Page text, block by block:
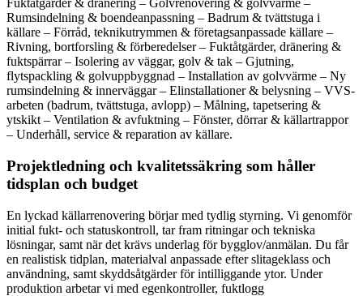
Fuktåtgärder & dränering – Golvrenovering & golvvärme –
Rumsindelning & boendeanpassning – Badrum & tvättstuga i
källare – Förråd, teknikutrymmen & företagsanpassade källare –
Rivning, bortforsling & förberedelser – Fuktåtgärder, dränering &
fuktspärrar – Isolering av väggar, golv & tak – Gjutning,
flytspackling & golvuppbyggnad – Installation av golvvärme – Ny
rumsindelning & innerväggar – Elinstallationer & belysning – VVS-
arbeten (badrum, tvättstuga, avlopp) – Målning, tapetsering &
ytskikt – Ventilation & avfuktning – Fönster, dörrar & källartrappor
– Underhåll, service & reparation av källare.
Projektledning och kvalitetssäkring som håller
tidsplan och budget
En lyckad källarrenovering börjar med tydlig styrning. Vi genomför
initial fukt- och statuskontroll, tar fram ritningar och tekniska
lösningar, samt när det krävs underlag för bygglov/anmälan. Du får
en realistisk tidplan, materialval anpassade efter slitageklass och
användning, samt skyddsåtgärder för intilliggande ytor. Under
produktion arbetar vi med egenkontroller, fuktlogg